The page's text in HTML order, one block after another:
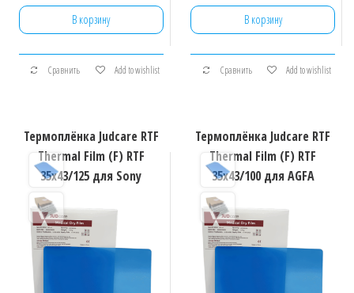
В корзину
Сравнить Add to wishlist
В корзину
Сравнить Add to wishlist
Термоплёнка Judcare RTF
Thermal Film (F) RTF
35х43/125 для Sony
Термоплёнка Judcare RTF
Thermal Film (F) RTF
35х43/100 для AGFA